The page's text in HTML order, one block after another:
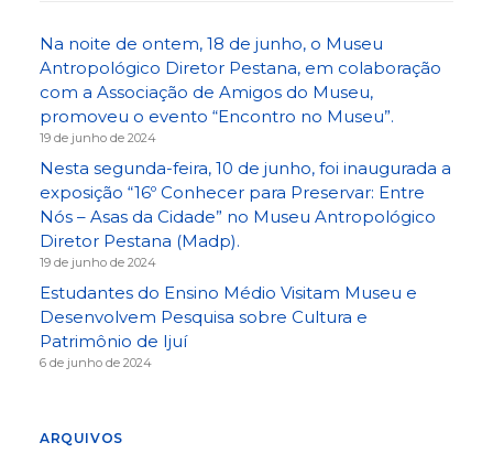
Na noite de ontem, 18 de junho, o Museu
Antropológico Diretor Pestana, em colaboração
com a Associação de Amigos do Museu,
promoveu o evento “Encontro no Museu”.
19 de junho de 2024
Nesta segunda-feira, 10 de junho, foi inaugurada a
exposição “16º Conhecer para Preservar: Entre
Nós – Asas da Cidade” no Museu Antropológico
Diretor Pestana (Madp).
19 de junho de 2024
Estudantes do Ensino Médio Visitam Museu e
Desenvolvem Pesquisa sobre Cultura e
Patrimônio de Ijuí
6 de junho de 2024
ARQUIVOS